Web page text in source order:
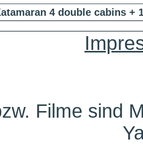
4 double cabins +
Filme sind